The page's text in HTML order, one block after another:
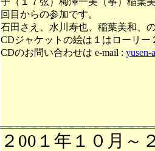
回目からの参加です。
石田さえ、水川寿也、稲葉美和、
CDジャケットの絵は１はローリー
CDのお問い合わせは e-mail : yusen-
２00１年１０月